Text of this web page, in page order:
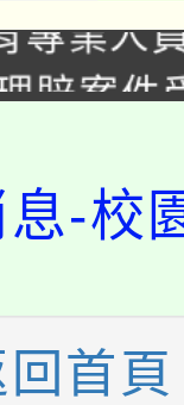
賠案件
年度第
選結果(
知識
度學生
民語歌
年度第
-校
首頁